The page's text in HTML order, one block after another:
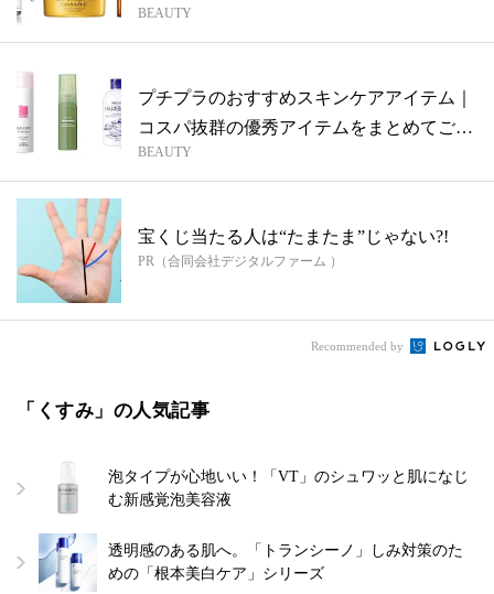
BEAUTY
プチプラのおすすめスキンケアアイテム｜
コスパ抜群の優秀アイテムをまとめてご紹
介！
BEAUTY
宝くじ当たる人は“たまたま”じゃない?!
PR（合同会社デジタルファーム ）
Recommended by
「くすみ」の人気記事
泡タイプが心地いい！「VT」のシュワッと肌になじ
む新感覚泡美容液
透明感のある肌へ。「トランシーノ」しみ対策のた
めの「根本美白ケア」シリーズ